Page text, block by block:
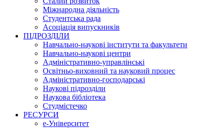
Міжнародна діяльність
Студентська рада
Асоціація випускників
ПІДРОЗДІЛИ
Навчально-наукові інститути та факультети
Навчально-наукові центри
Адміністративно-управлінські
Освітньо-виховний та науковий процес
Адміністративно-господарські
Наукові підрозділи
Наукова бібліотека
Студмістечко
РЕСУРСИ
е-Університет